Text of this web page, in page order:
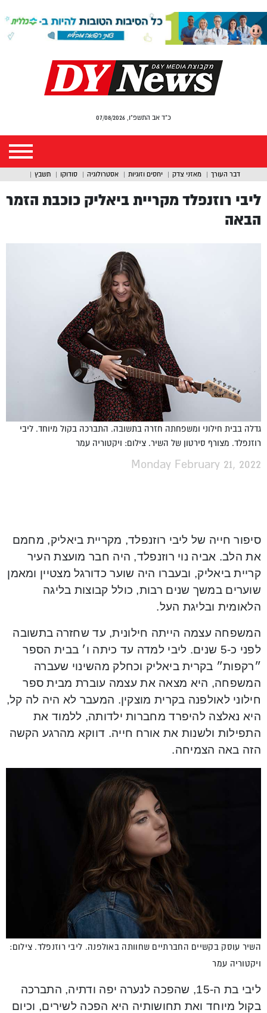
כ"ד אב התשפ"ו, 07/08/2026
דבר העורך מאזני צדק יחסים וזוגיות אסטרולוגיה סודוקו תשבץ
ליבי רוזנפלד מקריית ביאליק כוכבת הזמר
הבאה
גדלה בבית חילוני ומשפחתה חזרה בתשובה. התברכה בקול מיוחד. ליבי
רוזנפלד. מצורף סירטון של השיר. צילום: ויקטוריה עמר
Monday February 21, 2022
סיפור חייה של ליבי רוזנפלד, מקריית ביאליק, מחמם
את הלב. אביה נוי רוזנפלד, היה חבר מועצת העיר
קריית ביאליק, ובעברו היה שוער כדורגל מצטיין ומאמן
שוערים במשך שנים רבות, כולל קבוצות בליגה
הלאומית ובליגת העל.
המשפחה עצמה הייתה חילונית, עד שחזרה בתשובה
לפני כ-5 שנים. ליבי למדה עד כיתה ו׳ בבית הספר
״רקפות״ בקרית ביאליק וכחלק מהשינוי שעברה
המשפחה, היא מצאה את עצמה עוברת מבית ספר
חילוני לאולפנה בקרית מוצקין. המעבר לא היה לה קל,
היא נאלצה להיפרד מחברות ילדותה, ללמוד את
התפילות ולשנות את אורח חייה. דווקא מהרגע הקשה
הזה באה הצמיחה.
השיר עוסק בקשיים החברתיים שחוותה באולפנה. ליבי רוזנפלד. צילום:
ויקטוריה עמר
ליבי בת ה-15, שהפכה לנערה יפה ודתיה, התברכה
בקול מיוחד ואת תחושותיה היא הפכה לשירים, וכיום